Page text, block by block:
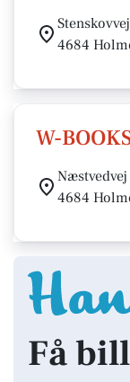
4684
W-
Næstvedvej
4684
Få